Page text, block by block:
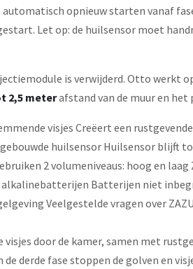
opnieuw starten vanaf
Let op: de huilsensor moet
is verwijderd. Otto werkt
2,5 meterafstand van de muur en het
visjes Creëert een
huilsensor Huilsensor blijft
2 volumeniveaus: hoog en
alkalinebatterijen Batterijen niet
Veelgestelde vragen over
door de kamer, samen met
derde fase stoppen de golven en